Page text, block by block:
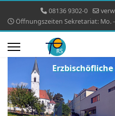
08136 9302-0
Öffnungszeiten Sekretariat: Mo. -